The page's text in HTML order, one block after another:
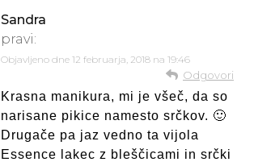
Sandra
pravi:
Objavljeno dne 12 februarja, 2018 na 19:46
Odgovori
Krasna manikura, mi je všeč, da so
narisane pikice namesto srčkov. 🙂
Drugače pa jaz vedno ta vijola
Essence lakec z bleščicami in srčki